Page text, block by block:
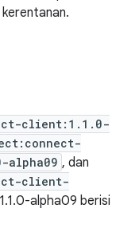
client:1.1.0-
, dan
client-
alpha09 berisi